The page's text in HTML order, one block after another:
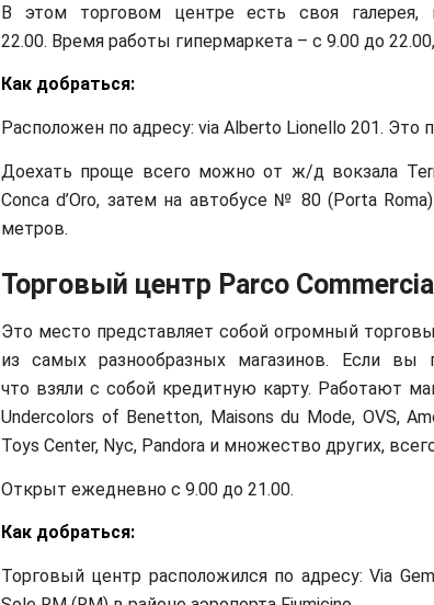
В этом торговом центре есть своя галерея,
22.00. Время работы гипермаркета – с 9.00 до
Как добраться:
Расположен по адресу: via Alberto Lionello 201. Это
Доехать проще всего можно от ж/д вокзала
Conca d’Oro, затем на автобусе № 80 (Porta
метров.
Торговый центр Parco
Это место представляет собой огромный
из самых разнообразных магазинов. Если вы
что взяли с собой кредитную карту. Работают
Undercolors of Benetton, Maisons du Mode, OVS,
Toys Center, Nyc, Pandora и множество других,
Открыт ежедневно с 9.00 до 21.00.
Как добраться:
Торговый центр расположился по адресу: Via